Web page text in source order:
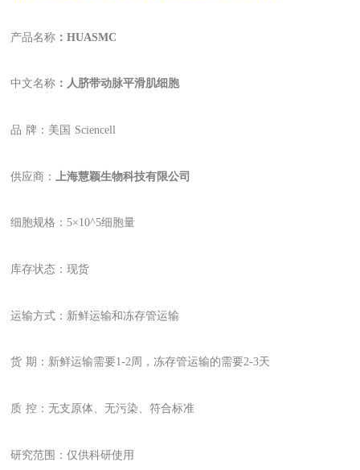
产品名称 ：HUASMC
中文名称 ：人脐带动脉平滑肌细胞
品 牌：美国 Sciencell
供应商： 上海慧颖生物科技有限公司
细胞规格： 5×10^5细胞量
库存状态：现货
运输方式：新鲜运输和冻存管运输
货 期：新鲜运输需要1-2周，冻存管运输的需要2-3天
质 控：无支原体、无污染、符合标准
研究范围：仅供科研使用